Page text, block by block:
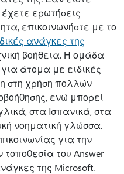
ερωτήσεις
επικοινωνήστε με το
ανάγκες της
βοήθεια. Η ομάδα
για άτομα με ειδικές
στη χρήση πολλών
ενώ μπορεί
στα Ισπανικά, στα
νοηματική γλώσσα.
για την
του Answer
της Microsoft.